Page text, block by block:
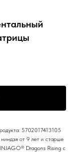
5702017413105
от 9 лет и старше
Dragons Rising с